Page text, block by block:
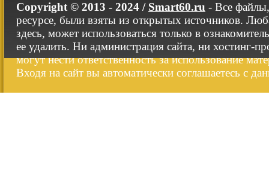
Copyright © 2013 - 2024 / Smart60.ru - Все
ресурсе, были взяты из открытых источников.
здесь, может использоваться только в
ее удалить. Ни администрация сайта, ни хостинг-
могут нести ответственность за использование
Входя на сайт вы автоматически соглашаетесь с